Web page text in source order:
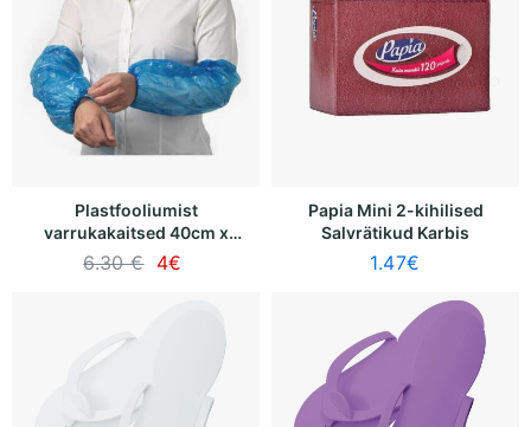
Plastfooliumist
varrukakaitsed 40cm x
22cm (sinine) 100tk
6.30 € 4€
Papia Mini 2-kihilised
Salvrätikud Karbis
1.47€